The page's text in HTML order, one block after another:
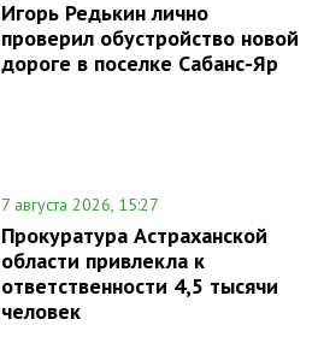
Игорь Редькин лично
проверил обустройство новой
дороге в поселке Сабанс-Яр
7 августа 2026, 15:27
Прокуратура Астраханской
области привлекла к
ответственности 4,5 тысячи
человек